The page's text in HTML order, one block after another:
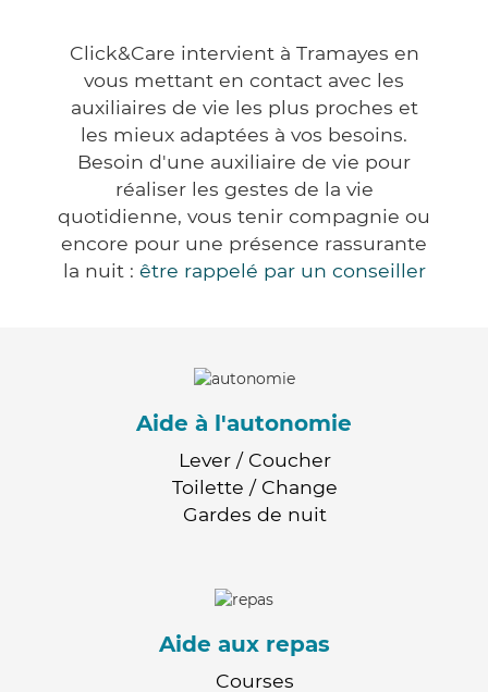
Click&Care intervient à Tramayes en
vous mettant en contact avec les
auxiliaires de vie les plus proches et
les mieux adaptées à vos besoins.
Besoin d'une auxiliaire de vie pour
réaliser les gestes de la vie
quotidienne, vous tenir compagnie ou
encore pour une présence rassurante
la nuit : être rappelé par un conseiller
Aide à l'autonomie
Lever / Coucher
Toilette / Change
Gardes de nuit
Aide aux repas
Courses